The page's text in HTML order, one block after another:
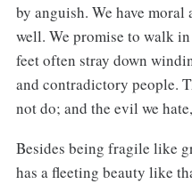
by anguish. We have moral
well. We promise to walk
feet often stray down
and contradictory people.
not do; and the evil we
Besides being fragile like
has a fleeting beauty like